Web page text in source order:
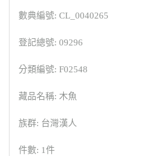
數典編號: CL_0040265
登記總號: 09296
分類編號: F02548
藏品名稱: 木魚
族群: 台灣漢人
件數: 1件